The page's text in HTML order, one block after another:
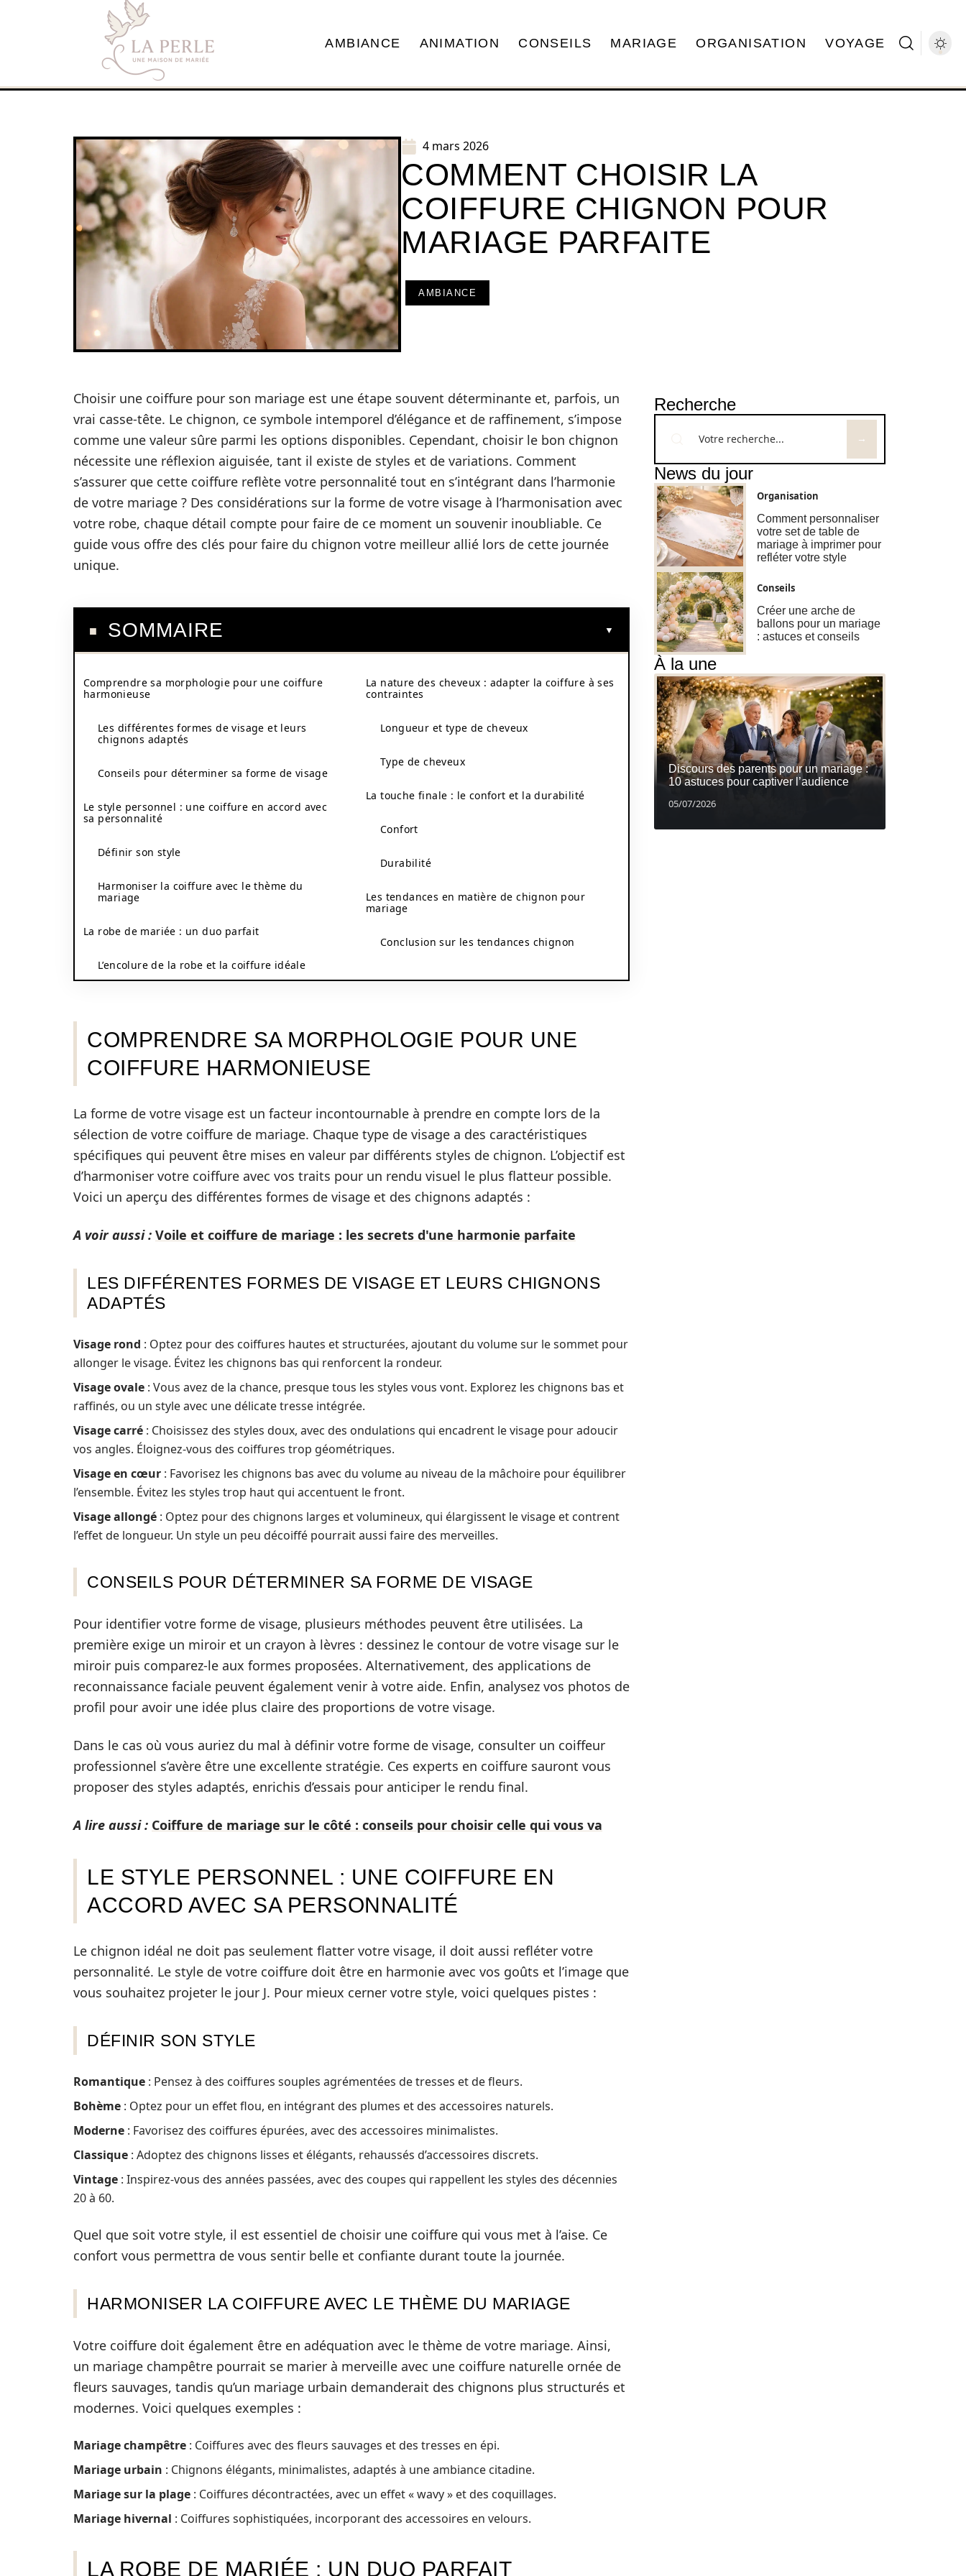
AMBIANCE ANIMATION CONSEILS MARIAGE ORGANISATION VOYAGE
4 mars 2026
COMMENT CHOISIR LA
COIFFURE CHIGNON POUR
MARIAGE PARFAITE
AMBIANCE
Choisir une coiffure pour son mariage est une étape souvent déterminante et, parfois, un
vrai casse-tête. Le chignon, ce symbole intemporel d’élégance et de raffinement, s’impose
comme une valeur sûre parmi les options disponibles. Cependant, choisir le bon chignon
nécessite une réflexion aiguisée, tant il existe de styles et de variations. Comment
s’assurer que cette coiffure reflète votre personnalité tout en s’intégrant dans l’harmonie
de votre mariage ? Des considérations sur la forme de votre visage à l’harmonisation avec
votre robe, chaque détail compte pour faire de ce moment un souvenir inoubliable. Ce
guide vous offre des clés pour faire du chignon votre meilleur allié lors de cette journée
unique.
SOMMAIRE
Comprendre sa morphologie pour une coiffure
harmonieuse
Les différentes formes de visage et leurs
chignons adaptés
Conseils pour déterminer sa forme de visage
Le style personnel : une coiffure en accord avec
sa personnalité
Définir son style
Harmoniser la coiffure avec le thème du
mariage
La robe de mariée : un duo parfait
L’encolure de la robe et la coiffure idéale
La nature des cheveux : adapter la coiffure à ses
contraintes
Longueur et type de cheveux
Type de cheveux
La touche finale : le confort et la durabilité
Confort
Durabilité
Les tendances en matière de chignon pour
mariage
Conclusion sur les tendances chignon
COMPRENDRE SA MORPHOLOGIE POUR UNE
COIFFURE HARMONIEUSE
La forme de votre visage est un facteur incontournable à prendre en compte lors de la
sélection de votre coiffure de mariage. Chaque type de visage a des caractéristiques
spécifiques qui peuvent être mises en valeur par différents styles de chignon. L’objectif est
d’harmoniser votre coiffure avec vos traits pour un rendu visuel le plus flatteur possible.
Voici un aperçu des différentes formes de visage et des chignons adaptés :
A voir aussi : Voile et coiffure de mariage : les secrets d'une harmonie parfaite
LES DIFFÉRENTES FORMES DE VISAGE ET LEURS CHIGNONS
ADAPTÉS
Visage rond : Optez pour des coiffures hautes et structurées, ajoutant du volume sur le sommet pour
allonger le visage. Évitez les chignons bas qui renforcent la rondeur.
Visage ovale : Vous avez de la chance, presque tous les styles vous vont. Explorez les chignons bas et
raffinés, ou un style avec une délicate tresse intégrée.
Visage carré : Choisissez des styles doux, avec des ondulations qui encadrent le visage pour adoucir
vos angles. Éloignez-vous des coiffures trop géométriques.
Visage en cœur : Favorisez les chignons bas avec du volume au niveau de la mâchoire pour équilibrer
l’ensemble. Évitez les styles trop haut qui accentuent le front.
Visage allongé : Optez pour des chignons larges et volumineux, qui élargissent le visage et contrent
l’effet de longueur. Un style un peu décoiffé pourrait aussi faire des merveilles.
CONSEILS POUR DÉTERMINER SA FORME DE VISAGE
Pour identifier votre forme de visage, plusieurs méthodes peuvent être utilisées. La
première exige un miroir et un crayon à lèvres : dessinez le contour de votre visage sur le
miroir puis comparez-le aux formes proposées. Alternativement, des applications de
reconnaissance faciale peuvent également venir à votre aide. Enfin, analysez vos photos de
profil pour avoir une idée plus claire des proportions de votre visage.
Dans le cas où vous auriez du mal à définir votre forme de visage, consulter un coiffeur
professionnel s’avère être une excellente stratégie. Ces experts en coiffure sauront vous
proposer des styles adaptés, enrichis d’essais pour anticiper le rendu final.
A lire aussi : Coiffure de mariage sur le côté : conseils pour choisir celle qui vous va
LE STYLE PERSONNEL : UNE COIFFURE EN
ACCORD AVEC SA PERSONNALITÉ
Le chignon idéal ne doit pas seulement flatter votre visage, il doit aussi refléter votre
personnalité. Le style de votre coiffure doit être en harmonie avec vos goûts et l’image que
vous souhaitez projeter le jour J. Pour mieux cerner votre style, voici quelques pistes :
DÉFINIR SON STYLE
Romantique : Pensez à des coiffures souples agrémentées de tresses et de fleurs.
Bohème : Optez pour un effet flou, en intégrant des plumes et des accessoires naturels.
Moderne : Favorisez des coiffures épurées, avec des accessoires minimalistes.
Classique : Adoptez des chignons lisses et élégants, rehaussés d’accessoires discrets.
Vintage : Inspirez-vous des années passées, avec des coupes qui rappellent les styles des décennies
20 à 60.
Quel que soit votre style, il est essentiel de choisir une coiffure qui vous met à l’aise. Ce
confort vous permettra de vous sentir belle et confiante durant toute la journée.
HARMONISER LA COIFFURE AVEC LE THÈME DU MARIAGE
Votre coiffure doit également être en adéquation avec le thème de votre mariage. Ainsi,
un mariage champêtre pourrait se marier à merveille avec une coiffure naturelle ornée de
fleurs sauvages, tandis qu’un mariage urbain demanderait des chignons plus structurés et
modernes. Voici quelques exemples :
Mariage champêtre : Coiffures avec des fleurs sauvages et des tresses en épi.
Mariage urbain : Chignons élégants, minimalistes, adaptés à une ambiance citadine.
Mariage sur la plage : Coiffures décontractées, avec un effet « wavy » et des coquillages.
Mariage hivernal : Coiffures sophistiquées, incorporant des accessoires en velours.
LA ROBE DE MARIÉE : UN DUO PARFAIT
Recherche
News du jour
Organisation
Comment personnaliser
votre set de table de
mariage à imprimer pour
refléter votre style
Conseils
Créer une arche de
ballons pour un mariage
: astuces et conseils
À la une
Discours des parents pour un mariage :
10 astuces pour captiver l’audience
05/07/2026